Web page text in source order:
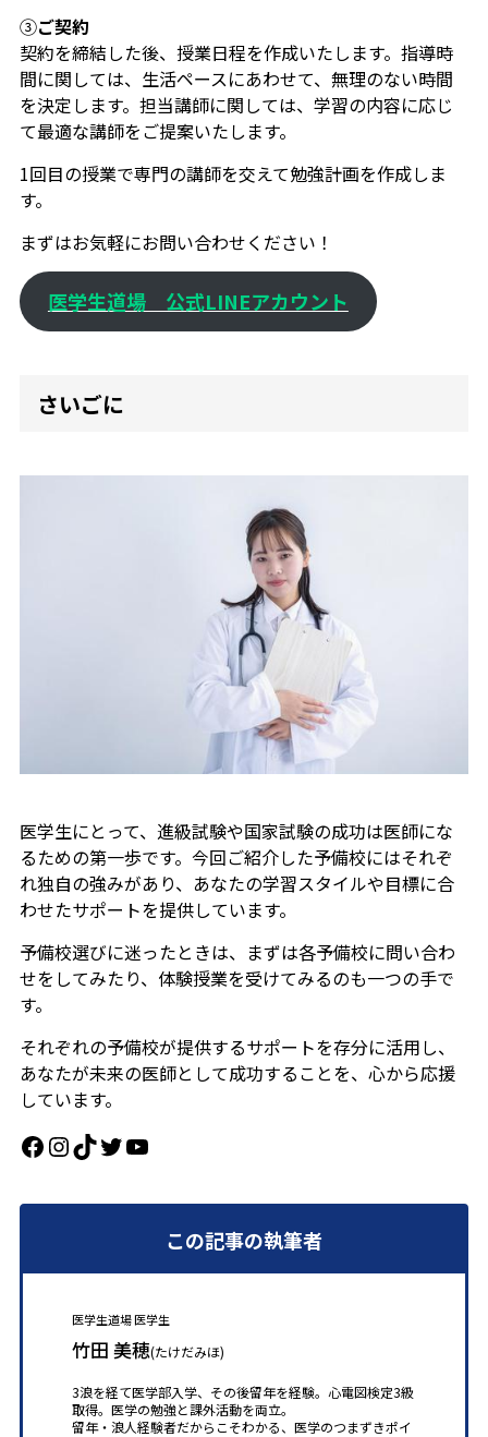
③ご契約
契約を締結した後、授業日程を作成いたします。指導時
間に関しては、生活ペースにあわせて、無理のない時間
を決定します。担当講師に関しては、学習の内容に応じ
て最適な講師をご提案いたします。
1回目の授業で専門の講師を交えて勉強計画を作成しま
す。
まずはお気軽にお問い合わせください！
医学生道場 公式LINEアカウント
さいごに
医学生にとって、進級試験や国家試験の成功は医師にな
るための第一歩です。今回ご紹介した予備校にはそれぞ
れ独自の強みがあり、あなたの学習スタイルや目標に合
わせたサポートを提供しています。
予備校選びに迷ったときは、まずは各予備校に問い合わ
せをしてみたり、体験授業を受けてみるのも一つの手で
す。
それぞれの予備校が提供するサポートを存分に活用し、
あなたが未来の医師として成功することを、心から応援
しています。
Facebook InstagramTikTok Twitter YouTube
この記事の執筆者
医学生道場 医学生
竹田 美穂(たけだみほ)
3浪を経て医学部入学、その後留年を経験。心電図検定3級
取得。医学の勉強と課外活動を両立。
留年・浪人経験者だからこそわかる、医学のつまずきポイ